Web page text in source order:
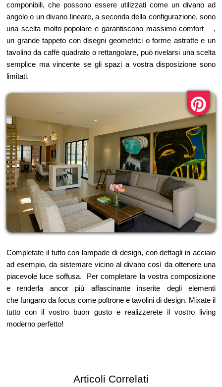
componibili, che possono essere utilizzati come un divano ad
angolo o un divano lineare, a seconda della configurazione, sono
una scelta molto popolare e garantiscono massimo comfort – ,
un grande tappeto con disegni geometrici o forme astratte e un
tavolino da caffè quadrato o rettangolare, può rivelarsi una scelta
semplice ma vincente se gli spazi a vostra disposizione sono
limitati.
Completate il tutto con lampade di design, con dettagli in acciaio
ad esempio, da sistemare vicino al divano così da ottenere una
piacevole luce soffusa. Per completare la vostra composizione
e renderla ancor più affascinante inserite degli elementi
che fungano da focus come poltrone e tavolini di design. Mixate il
tutto con il vostro buon gusto e realizzerete il vostro living
moderno perfetto!
Articoli Correlati